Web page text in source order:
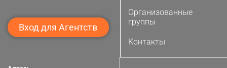
Вход для Агентств
Организованные
группы
Контакты